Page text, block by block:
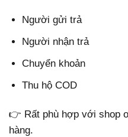
Người gửi trả
Người nhận trả
Chuyển khoản
Thu hộ COD
👉 Rất phù hợp với shop
hàng.